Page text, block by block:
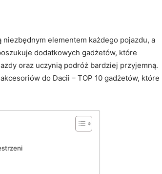
elementem każdego pojazdu,‍ a
dodatkowych gadżetów, które
⁤oraz ⁤uczynią podróż bardziej przyjemną.
do Dacii –‌ TOP 10 gadżetów, które